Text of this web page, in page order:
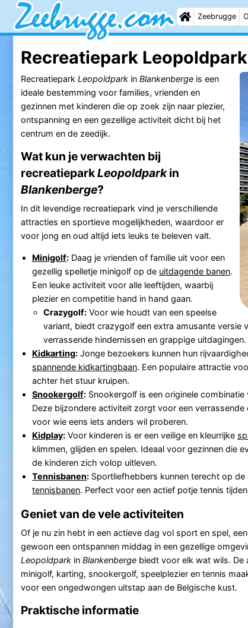
Zeebrugge
Recreatiepark
Recreatiepark Leopoldparkin Blankenbergeis een
ideale bestemming voor families, vrienden en
gezinnen met kinderen die op zoek zijn naar plezier,
ontspanning en een gezellige activiteit dicht bij het
centrum en de zeedijk.
Wat kun je verwachten bij
recreatieparkLeopoldparkin
Blankenberge?
In dit levendige recreatiepark vind je verschillende
attracties en sportieve mogelijkheden, waardoor er
voor jong en oud altijd iets leuks te beleven valt.
Minigolf:Daag je vrienden of familie uit voor een
gezellig spelletje minigolf op de uitdagende banen.
Een leuke activiteit voor alle leeftijden, waarbij
plezier en competitie hand in hand gaan.
Crazygolf: Voor wie houdt van een speelse
variant, biedt crazygolf een extra amusante versie
verrassende hindernissen en grappige uitdagingen.
Kidkarting:Jonge bezoekers kunnen hun
spannende kidkartingbaan. Een populaire attractie
achter het stuur kruipen.
Snookergolf:Snookergolf is een originele combinatie
Deze bijzondere activiteit zorgt voor een verrassende
voor wie eens iets anders wil proberen.
Kidplay:Voor kinderen is er een veilige en kleurrijke
klimmen, glijden en spelen. Ideaal voor gezinnen die
de kinderen zich volop uitleven.
Tennisbanen:Sportliefhebbers kunnen terecht op de
tennisbanen. Perfect voor een actief potje tennis
Geniet van de vele activiteiten
Of je nu zin hebt in een actieve dag vol sport en spel,
gewoon een ontspannen middag in een gezellige
Leopoldparkin Blankenbergebiedt voor elk wat wils. De
minigolf, karting, snookergolf, speelplezier en tennis
voor een ongedwongen uitstap aan de Belgische kust.
Praktische informatie